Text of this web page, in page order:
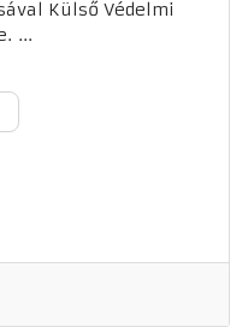
Külső Védelmi
...